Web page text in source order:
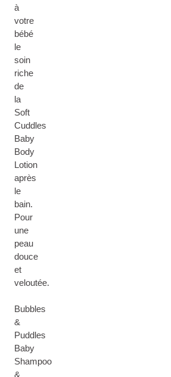
à
votre
bébé
le
soin
riche
de
la
Soft
Cuddles
Baby
Body
Lotion
après
le
bain.
Pour
une
peau
douce
et
veloutée.
Bubbles
&
Puddles
Baby
Shampoo
&